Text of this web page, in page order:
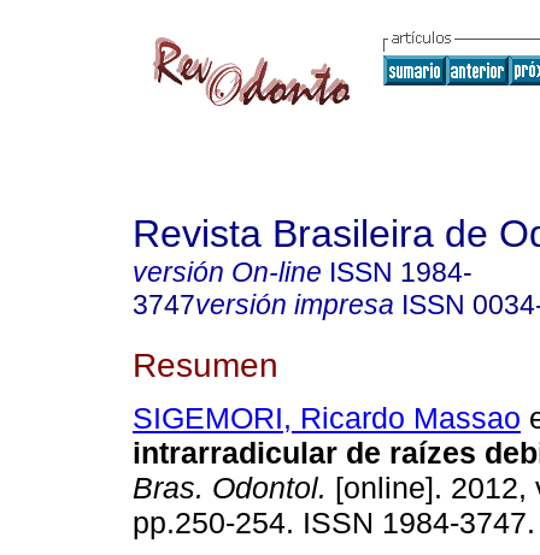
Revista Brasileira de
versión On-line ISSN 1984-
3747versión impresa ISSN
Resumen
SIGEMORI, Ricardo Massao
intrarradicular de raízes
Bras. Odontol. [online]. 2012,
pp.250-254. ISSN 1984-3747.